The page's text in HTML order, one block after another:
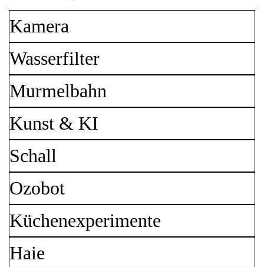
Kamera
Wasserfilter
Murmelbahn
Kunst & KI
Schall
Ozobot
Küchenexperimente
Haie